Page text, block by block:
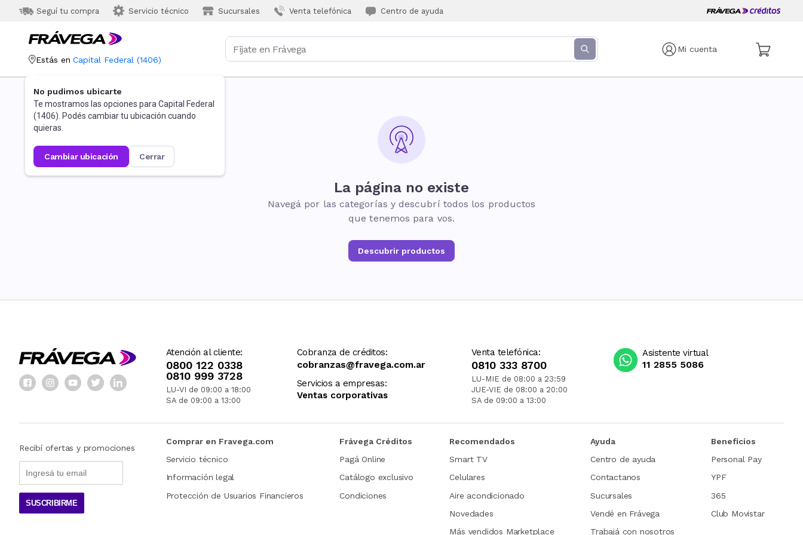
Seguí tu compra Servicio técnico Sucursales Venta telefónica Centro de ayuda
Mi cuenta
Estás en Capital Federal (1406)
No pudimos ubicarte
Te mostramos las opciones para Capital Federal
(1406). Podés cambiar tu ubicación cuando
quieras.
cambiar ubicación cerrar
La página no existe
Navegá por las categorías y descubrí todos los productos
que tenemos para vos.
Descubrir productos
Atención al cliente:
0800 122 0338
0810 999 3728
LU-VI de 09:00 a 18:00
SA de 09:00 a 13:00
Cobranza de créditos:
cobranzas@fravega.com.ar
Servicios a empresas:
Ventas corporativas
Venta telefónica:
0810 333 8700
LU-MIE de 08:00 a 23:59
JUE-VIE de 08:00 a 20:00
SA de 09:00 a 13:00
Asistente virtual
11 2855 5086
Recibí ofertas y promociones
SUSCRIBIRME
Comprar en Fravega.com
Servicio técnico
Información legal
Protección de Usuarios Financieros
Frávega Créditos
Pagá Online
Catálogo exclusivo
Condiciones
Recomendados
Smart TV
Celulares
Aire acondicionado
Novedades
Más vendidos Marketplace
Ayuda
Centro de ayuda
Contactanos
Sucursales
Vendé en Frávega
Trabajá con nosotros
Beneficios
Personal Pay
YPF
365
Club Movistar